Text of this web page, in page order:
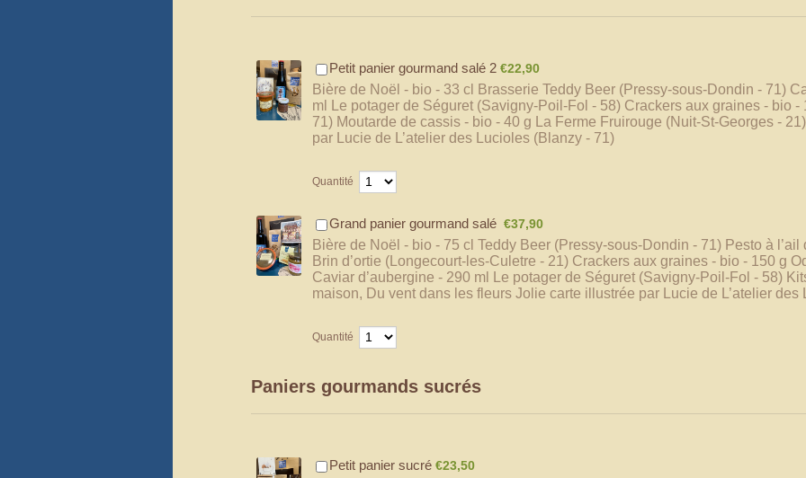
Petit panier gourmand salé 2 €22,90
€22,90
Bière de Noël - bio - 33 cl Brasserie Teddy Beer (Pressy-sous-Dondin - 71)
ml Le potager de Séguret (Savigny-Poil-Fol - 58) Crackers aux graines - bio -
71) Moutarde de cassis - bio - 40 g La Ferme Fruirouge (Nuit-St-Georges -
par Lucie de L’atelier des Lucioles (Blanzy - 71)
Quantité
Grand panier gourmand salé €37,90
€37,90
Bière de Noël - bio - 75 cl Teddy Beer (Pressy-sous-Dondin - 71) Pesto à l’ail
Brin d’ortie (Longecourt-les-Culetre - 21) Crackers aux graines - bio - 150 g
Caviar d’aubergine - 290 ml Le potager de Séguret (Savigny-Poil-Fol - 58)
maison, Du vent dans les fleurs Jolie carte illustrée par Lucie de L’atelier
Quantité
Paniers gourmands sucrés
Petit panier sucré €23,50
€23,50